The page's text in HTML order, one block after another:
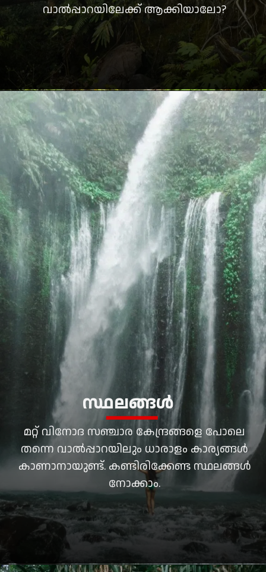
വാല്‍പ്പാറയിലേക്ക് ആക്കിയാലോ?
മറ്റ് വിനോദ സഞ്ചാര കേന്ദ്രങ്ങളെ പോലെ
തന്നെ വാല്‍പ്പാറയിലും ധാരാളം കാര്യങ്ങള്‍
കാണാനായുണ്ട്. കണ്ടിരിക്കേണ്ട സ്ഥലങ്ങള്‍
നോക്കാം.
സ്ഥലങ്ങള്‍